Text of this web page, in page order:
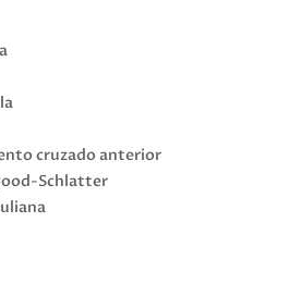
cruzado anterior
Schlatter